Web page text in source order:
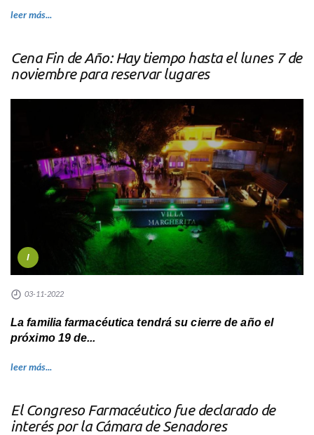
leer más...
Cena Fin de Año: Hay tiempo hasta el lunes 7 de
noviembre para reservar lugares
I
03-11-2022
La familia farmacéutica tendrá su cierre de año el
próximo 19 de...
leer más...
El Congreso Farmacéutico fue declarado de
interés por la Cámara de Senadores